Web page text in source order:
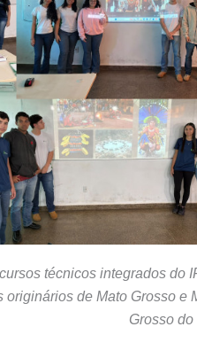
técnicos integrados do
de Mato Grosso e
Grosso do